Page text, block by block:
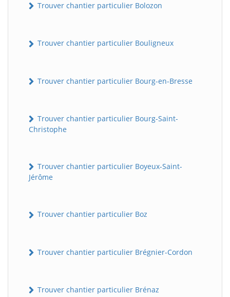
Trouver chantier particulier Bolozon
Trouver chantier particulier Bouligneux
Trouver chantier particulier Bourg-en-Bresse
Trouver chantier particulier Bourg-Saint-
Christophe
Trouver chantier particulier Boyeux-Saint-
Jérôme
Trouver chantier particulier Boz
Trouver chantier particulier Brégnier-Cordon
Trouver chantier particulier Brénaz